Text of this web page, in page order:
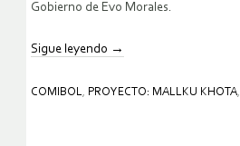
Gobierno de Evo Morales.
Sigue leyendo →
COMIBOL, PROYECTO: MALLKU KHOTA,